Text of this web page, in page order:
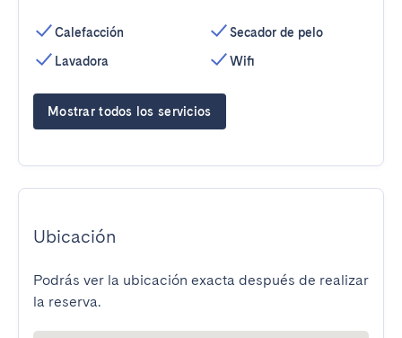
Calefacción
Lavadora
Secador de pelo
Wifi
Mostrar todos los servicios
Ubicación
Podrás ver la ubicación exacta después de realizar
la reserva.